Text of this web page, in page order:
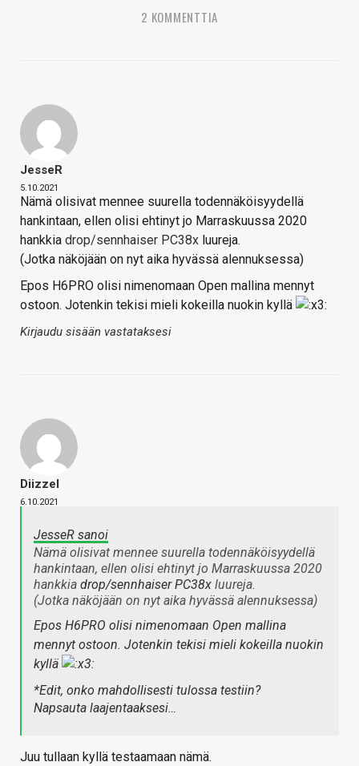
2 KOMMENTTIA
JesseR
5.10.2021
Nämä olisivat mennee suurella todennäköisyydellä
hankintaan, ellen olisi ehtinyt jo Marraskuussa 2020
hankkia drop/sennhaiser PC38x luureja.
(Jotka näköjään on nyt aika hyvässä alennuksessa)
Epos H6PRO olisi nimenomaan Open mallina mennyt
ostoon. Jotenkin tekisi mieli kokeilla nuokin kyllä
Kirjaudu sisään vastataksesi
Diizzel
6.10.2021
JesseR sanoi
Nämä olisivat mennee suurella todennäköisyydellä
hankintaan, ellen olisi ehtinyt jo Marraskuussa 2020
hankkia drop/sennhaiser PC38x luureja.
(Jotka näköjään on nyt aika hyvässä alennuksessa)
Epos H6PRO olisi nimenomaan Open mallina
mennyt ostoon. Jotenkin tekisi mieli kokeilla nuokin
kyllä
*Edit, onko mahdollisesti tulossa testiin?
Napsauta laajentaaksesi…
Juu tullaan kyllä testaamaan nämä.